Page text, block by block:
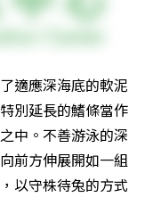
適應深海底的軟泥
別延長的鰭條當作
中。不善游泳的深
前方伸展開如一組
以守株待兔的方式